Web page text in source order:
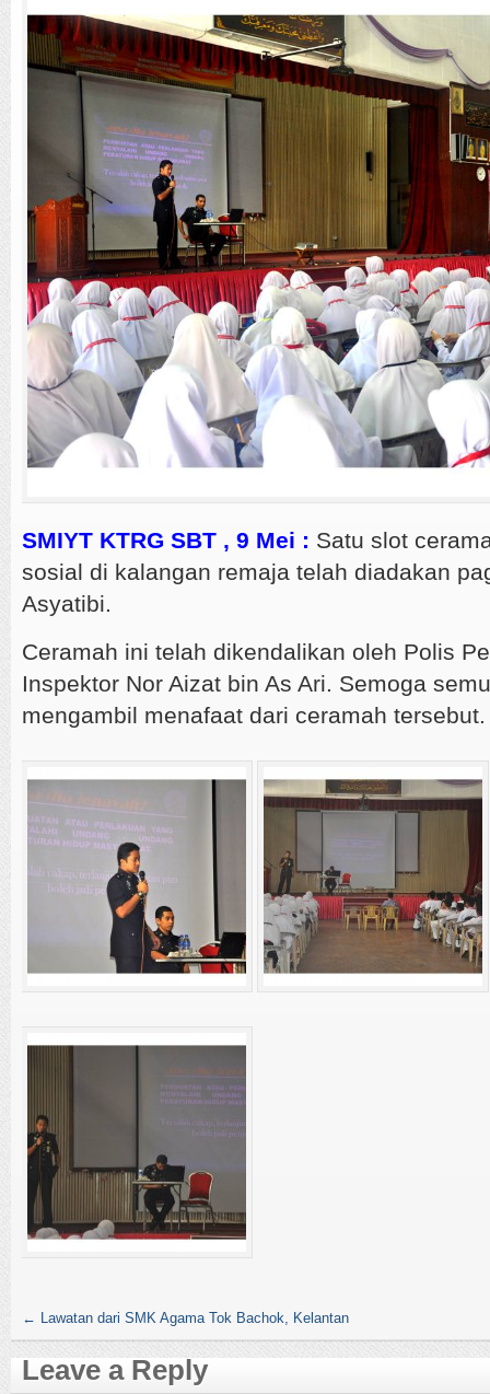
SMIYT KTRG SBT , 9 Mei : Satu slot
sosial di kalangan remaja telah diadakan
Asyatibi.
Ceramah ini telah dikendalikan oleh Polis
Inspektor Nor Aizat bin As Ari. Semoga
mengambil menafaat dari ceramah tersebut.
← Lawatan dari SMK Agama Tok Bachok, Kelantan
Leave a Reply